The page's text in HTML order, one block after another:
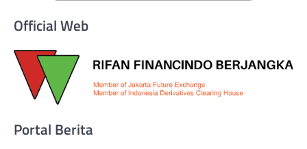
Official Web
Portal Berita